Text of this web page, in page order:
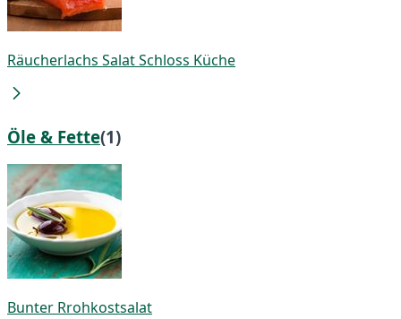
Räucherlachs Salat Schloss Küche
Öle & Fette(1)
Bunter Rrohkostsalat